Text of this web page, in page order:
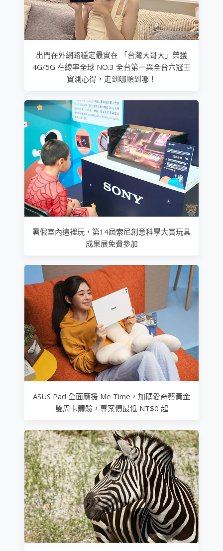
出門在外網路穩定最實在 「台灣大哥大」榮獲
4G/5G 在線率全球 NO.3 全台第一與全台六冠王
實測心得，走到哪順到哪！
暑假室內這裡玩，第14屆索尼創意科學大賞玩具
成果展免費參加
ASUS Pad 全面應援 Me Time，加碼愛奇藝黃金
雙周卡體驗，專案價最低 NT$0 起